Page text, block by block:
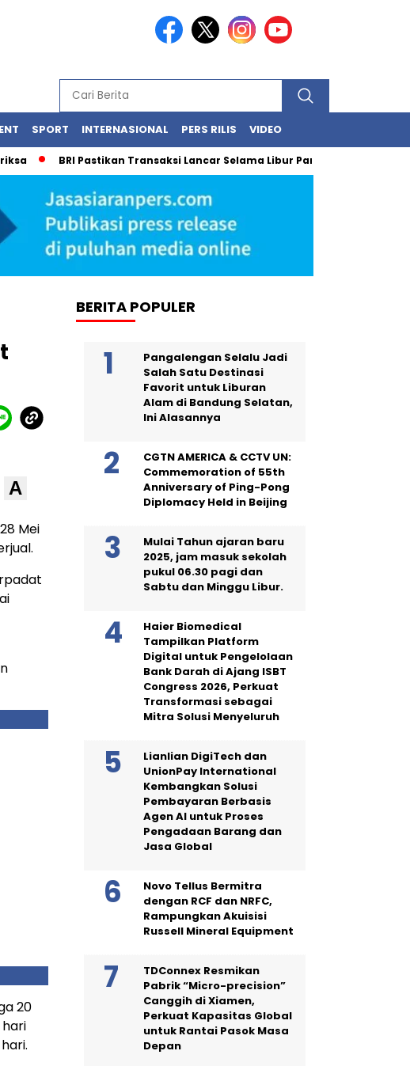
SPORT INTERNASIONAL PERS RILIS VIDEO
BRI Pastikan Transaksi Lancar Selama Libur Panjang Lewat BRImo dan
A
Mei
20
BERITA POPULER
Pangalengan Selalu Jadi
Salah Satu Destinasi
Favorit untuk Liburan
Alam di Bandung Selatan,
Ini Alasannya
CGTN AMERICA & CCTV UN:
Commemoration of 55th
Anniversary of Ping-Pong
Diplomacy Held in Beijing
Mulai Tahun ajaran baru
2025, jam masuk sekolah
pukul 06.30 pagi dan
Sabtu dan Minggu Libur.
Haier Biomedical
Tampilkan Platform
Digital untuk Pengelolaan
Bank Darah di Ajang ISBT
Congress 2026, Perkuat
Transformasi sebagai
Mitra Solusi Menyeluruh
Lianlian DigiTech dan
UnionPay International
Kembangkan Solusi
Pembayaran Berbasis
Agen AI untuk Proses
Pengadaan Barang dan
Jasa Global
Novo Tellus Bermitra
dengan RCF dan NRFC,
Rampungkan Akuisisi
Russell Mineral Equipment
TDConnex Resmikan
Pabrik “Micro-precision”
Canggih di Xiamen,
Perkuat Kapasitas Global
untuk Rantai Pasok Masa
Depan